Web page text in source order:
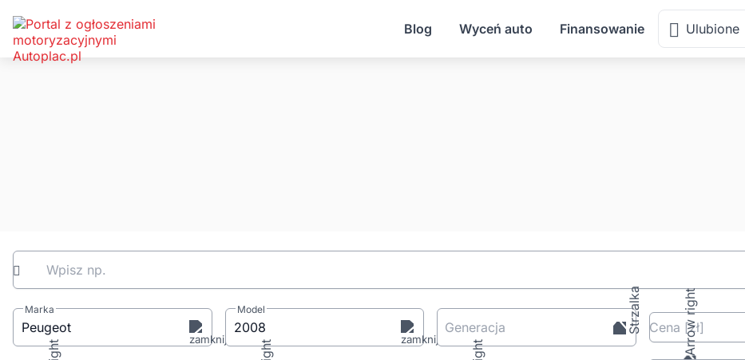
Blog Wyceń auto Finansowanie Ulubione
Wpisz np.
Marka
Peugeot
Model
2008 Generacja Cena [zł]